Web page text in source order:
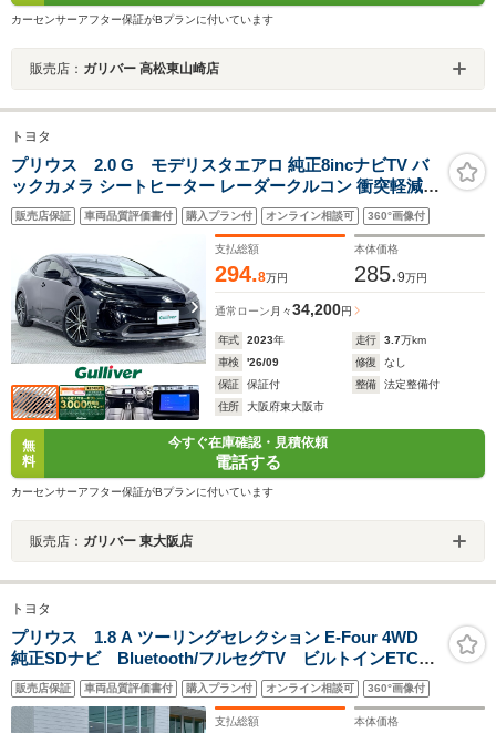
カーセンサーアフター保証がBプランに付いています
販売店： ガリバー 高松東山崎店
トヨタ
プリウス 2.0 G モデリスタエアロ 純正8incナビTV バ
ックカメラ シートヒーター レーダークルコン 衝突軽減ブ
レーキ レーンアシスト BSM オートライト LEDヘッドラ
イト スマートキー プッシュスタート
販売店保証 車両品質評価書付 購入プラン付 オンライン相談可 360°画像付
支払総額
294.8万円
本体価格
285.9万円
通常ローン 月々34,200円
年式 2023年 走行 3.7万km
車検
'26/09 修復
なし
保証
保証付 整備
法定整備付
住所
大阪府東大阪市
無
料
今すぐ在庫確認・見積依頼
電話する
カーセンサーアフター保証がBプランに付いています
販売店： ガリバー 東大阪店
トヨタ
プリウス 1.8 A ツーリングセレクション E-Four 4WD
純正SDナビ Bluetooth/フルセグTV ビルトインETC
バックカメラ レーダークルーズコントロール 前後コ
ーナーセンサー ブラインドスポットモニター プリク
ラッシュセーフティシステム
販売店保証 車両品質評価書付 購入プラン付 オンライン相談可 360°画像付
支払総額 本体価格